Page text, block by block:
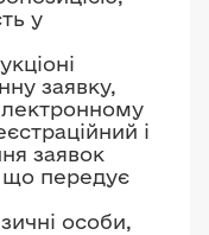
у
заявку,
і
заявок
що передує
особи,